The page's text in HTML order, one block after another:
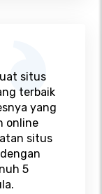
situs
terbaik
yang
online
situs
5